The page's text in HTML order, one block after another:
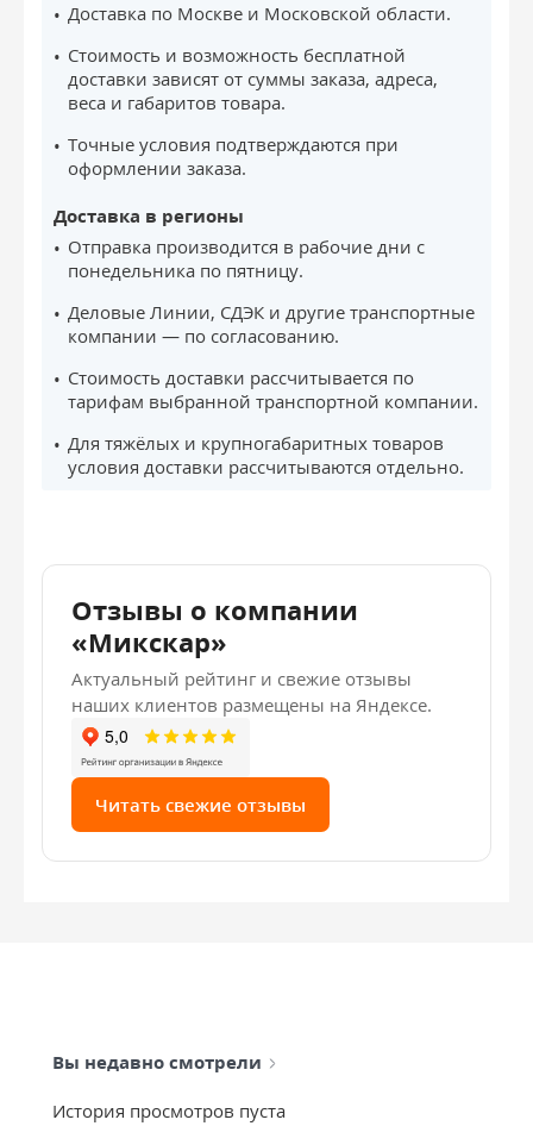
Доставка по Москве и Московской области.
Стоимость и возможность бесплатной
доставки зависят от суммы заказа, адреса,
веса и габаритов товара.
Точные условия подтверждаются при
оформлении заказа.
Доставка в регионы
Отправка производится в рабочие дни с
понедельника по пятницу.
Деловые Линии, СДЭК и другие транспортные
компании — по согласованию.
Стоимость доставки рассчитывается по
тарифам выбранной транспортной компании.
Для тяжёлых и крупногабаритных товаров
условия доставки рассчитываются отдельно.
Отзывы о компании
«Микскар»
Актуальный рейтинг и свежие отзывы
наших клиентов размещены на Яндексе.
Читать свежие отзывы
Вы недавно смотрели
История просмотров пуста